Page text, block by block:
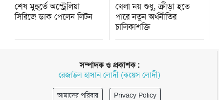
শেষ মুহুর্তে অস্ট্রেলিয়া
সিরিজে ডাক পেলেন লিটন
খেলা নয় শুধু, ক্রীড়া হতে
পারে নতুন অর্থনীতির
চালিকাশক্তি
সম্পাদক ও প্রকাশক :
রেজাউল হাসান লোদী (কয়েস লোদী)
আমাদের পরিবার Privacy Policy